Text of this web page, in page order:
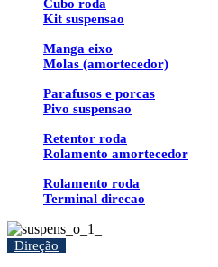
Cubo roda
Kit suspensao
Manga eixo
Molas (amortecedor)
Parafusos e porcas
Pivo suspensao
Retentor roda
Rolamento amortecedor
Rolamento roda
Terminal direcao
Direção